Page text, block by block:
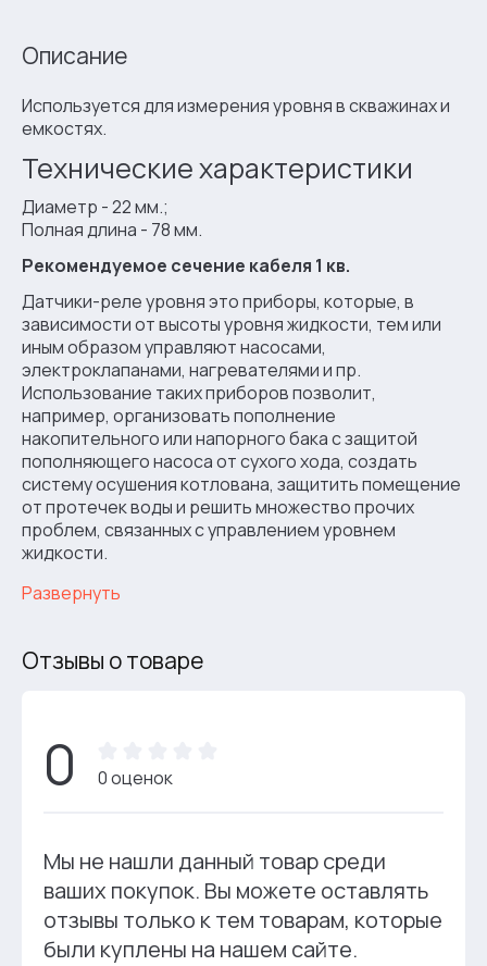
Описание
Используется для измерения уровня в скважинах и
емкостях.
Технические характеристики
Диаметр - 22 мм.;
Полная длина - 78 мм.
Рекомендуемое сечение кабеля 1 кв.
Датчики-реле уровня это приборы, которые, в
зависимости от высоты уровня жидкости, тем или
иным образом управляют насосами,
электроклапанами, нагревателями и пр.
Использование таких приборов позволит,
например, организовать пополнение
накопительного или напорного бака с защитой
пополняющего насоса от сухого хода, создать
систему осушения котлована, защитить помещение
от протечек воды и решить множество прочих
проблем, связанных с управлением уровнем
жидкости.
Развернуть
Отзывы о товаре
0 0 оценок
Мы не нашли данный товар среди
ваших покупок. Вы можете оставлять
отзывы только к тем товарам, которые
были куплены на нашем сайте.